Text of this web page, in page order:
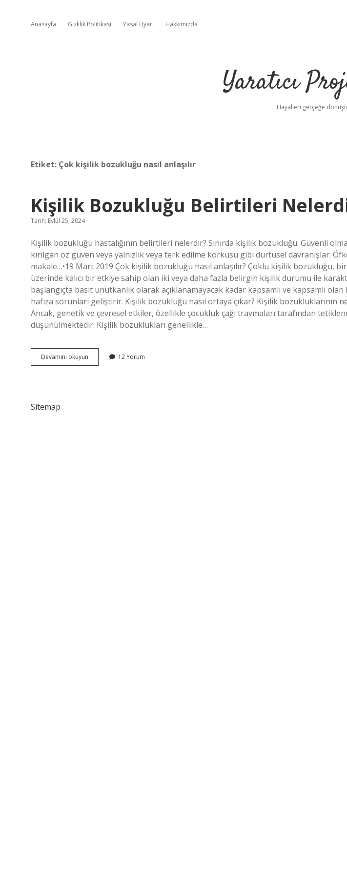
Anasayfa Gizlilik Politikası Yasal Uyarı Hakkımızda
Yaratıcı
Hayalleri gerçeğe
Etiket: Çok kişilik bozukluğu nasıl anlaşılır
Kişilik Bozukluğu Belirtileri
Tarih: Eylül 25, 2024
Kişilik bozukluğu hastalığının belirtileri nelerdir? Sınırda kişilik bozukluğu: Güvenli
kırılgan öz güven veya yalnızlık veya terk edilme korkusu gibi dürtüsel davranışlar.
makale…•19 Mart 2019 Çok kişilik bozukluğu nasıl anlaşılır? Çoklu kişilik bozukluğu,
üzerinde kalıcı bir etkiye sahip olan iki veya daha fazla belirgin kişilik durumu ile
başlangıçta basit unutkanlık olarak açıklanamayacak kadar kapsamlı ve kapsamlı
hafıza sorunları geliştirir. Kişilik bozukluğu nasıl ortaya çıkar? Kişilik bozukluklarının
Ancak, genetik ve çevresel etkiler, özellikle çocukluk çağı travmaları tarafından
düşünülmektedir. Kişilik bozuklukları genellikle…
Devamını okuyun
Bozukluğu
12 Yorum
Sitemap